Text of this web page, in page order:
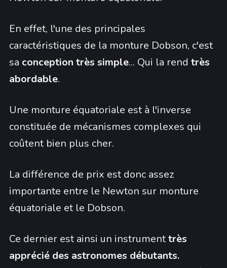
En effet, l'une des principales
caractéristiques de la monture Dobson, c'est
sa conception très simple... Qui la rend très
abordable.
Une monture équatoriale est à l'inverse
constituée de mécanismes complexes qui
coûtent bien plus cher.
La différence de prix est donc assez
importante entre le Newton sur monture
équatoriale et le Dobson.
Ce dernier est ainsi un instrumenttrès
apprécié des astronomes débutants.